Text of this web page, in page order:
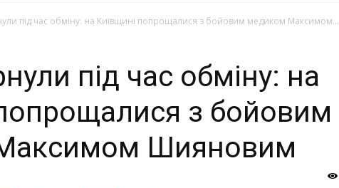
під час обміну: на Київщині попрощалися з бойовим медиком Максимом...
під час обміну: на
з бойовим
Шияновим